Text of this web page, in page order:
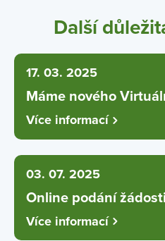
Další
17. 03. 2025
Máme nového
Více informací
03. 07. 2025
Online podání žádosti
Více informací